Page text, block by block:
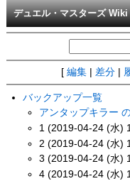
デュエル・マスターズ Wiki
[ 編集 差分
バックアップ一覧
アンタップキラー
1 (2019-04-24 (水)
2 (2019-04-24 (水)
3 (2019-04-24 (水)
4 (2019-04-24 (水)